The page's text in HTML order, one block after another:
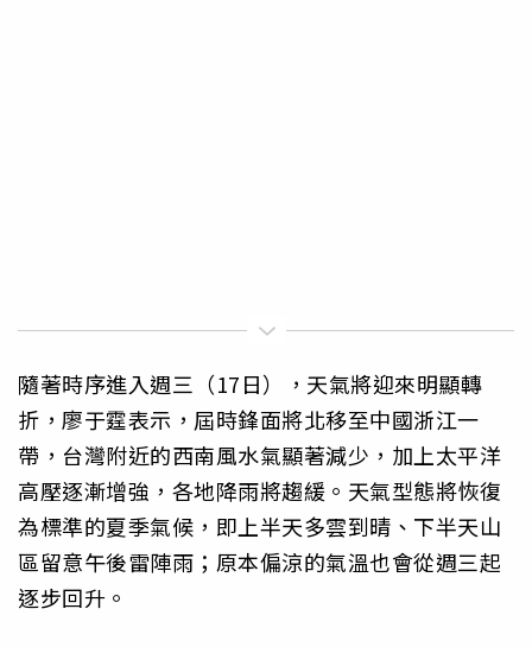
隨著時序進入週三（17日），天氣將迎來明顯轉
折，廖于霆表示，屆時鋒面將北移至中國浙江一
帶，台灣附近的西南風水氣顯著減少，加上太平洋
高壓逐漸增強，各地降雨將趨緩。天氣型態將恢復
為標準的夏季氣候，即上半天多雲到晴、下半天山
區留意午後雷陣雨；原本偏涼的氣溫也會從週三起
逐步回升。